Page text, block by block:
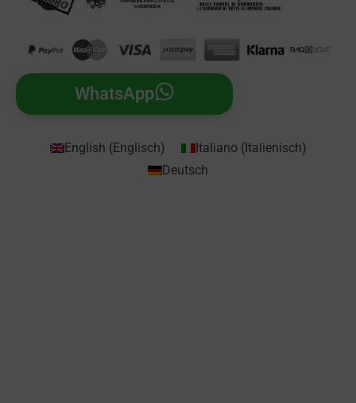
WhatsApp
English (Englisch) Italiano (Italienisch)
Deutsch